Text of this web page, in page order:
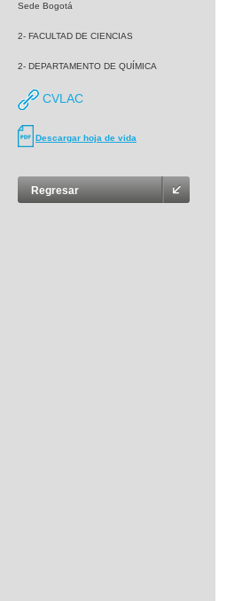
Sede Bogotá
2- FACULTAD DE CIENCIAS
2- DEPARTAMENTO DE QUÍMICA
CVLAC
Descargar hoja de vida
Regresar